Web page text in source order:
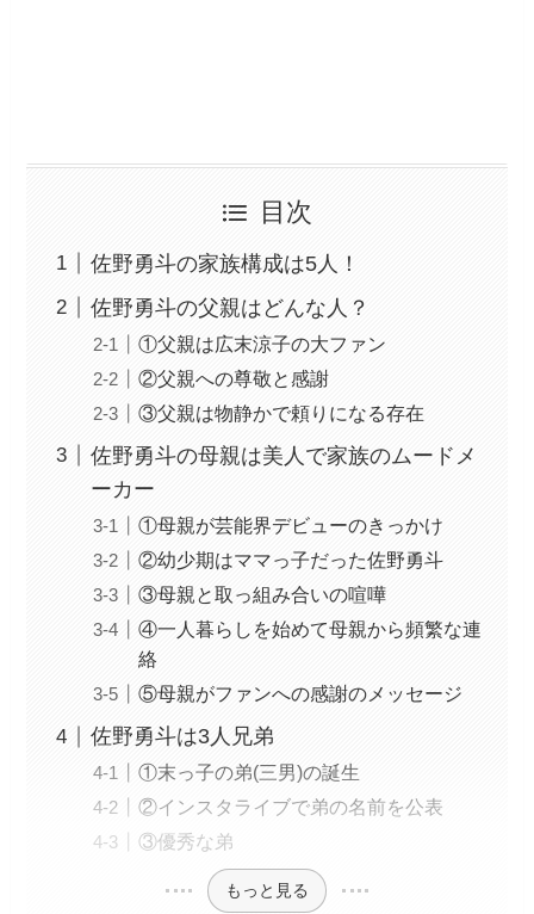
目次
佐野勇斗の家族構成は5人！
佐野勇斗の父親はどんな人？
①父親は広末涼子の大ファン
②父親への尊敬と感謝
③父親は物静かで頼りになる存在
佐野勇斗の母親は美人で家族のムードメ
ーカー
①母親が芸能界デビューのきっかけ
②幼少期はママっ子だった佐野勇斗
③母親と取っ組み合いの喧嘩
④一人暮らしを始めて母親から頻繁な連
絡
⑤母親がファンへの感謝のメッセージ
佐野勇斗は3人兄弟
①末っ子の弟(三男)の誕生
②インスタライブで弟の名前を公表
③優秀な弟
もっと見る